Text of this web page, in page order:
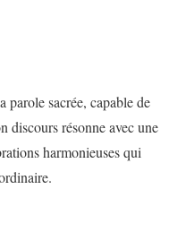
parole sacrée, capable de
discours résonne avec une
harmonieuses qui